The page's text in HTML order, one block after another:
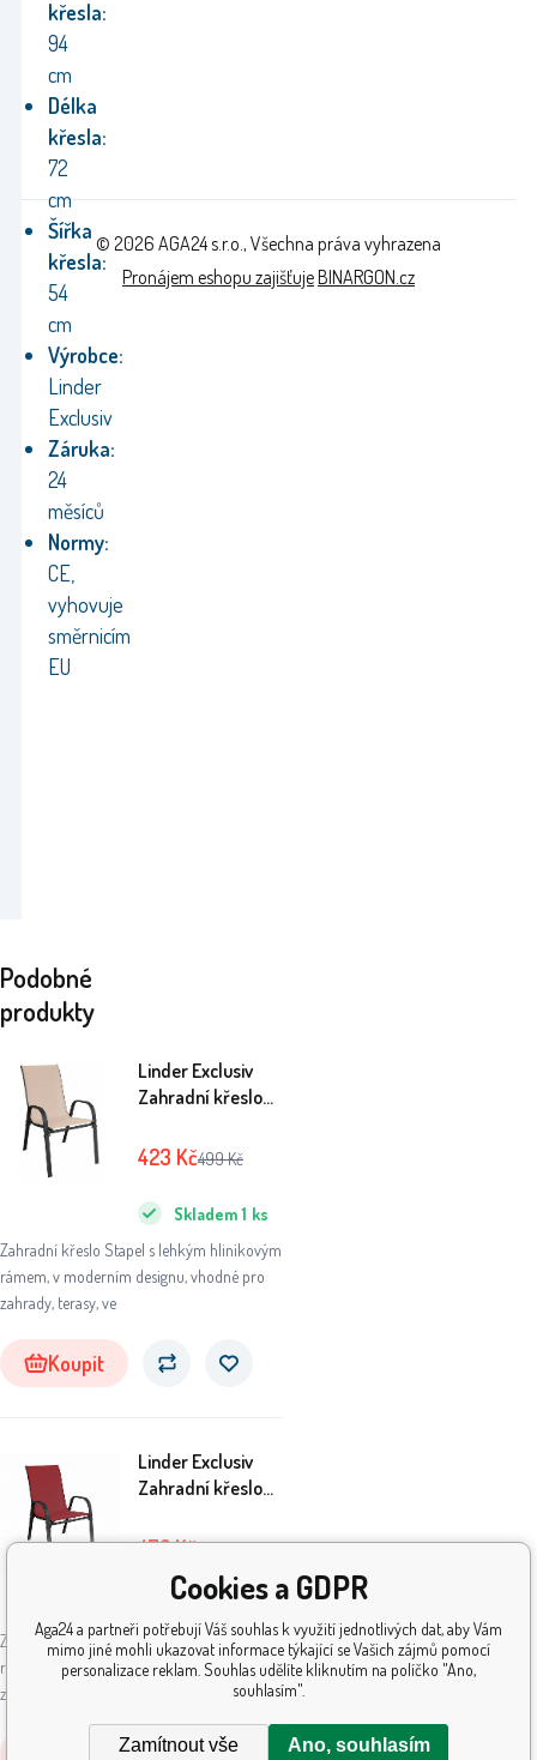
křesla:
94
cm
Délka
křesla:
72
cm
Šířka
křesla:
54
cm
Výrobce:
Linder
Exclusiv
Záruka:
24
měsíců
Normy:
CE,
vyhovuje
směrnicím
EU
Podobné
produkty
Linder Exclusiv
Zahradní křeslo
MC330883
Zahradní křeslo Stapel s lehkým hlinikovým
rámem, v moderním designu, vhodné pro
zahrady, terasy, ve
Skladem 1 ks
423 Kč499Kč
Koupit
Linder Exclusiv
Zahradní křeslo
MC330885 Tmavě
Zahradní křeslo Stapel s lehkým hlinikovým
rámem, v moderním designu, vhodné pro
zahrady, terasy, ve
Skladem 5+ ks
472Kč499Kč
© 2026 AGA24 s.r.o., Všechna práva vyhrazena
Pronájem eshopu zajišťujeBINARGON.cz
Cookies a GDPR
Aga24 a partneři potřebují Váš souhlas k využití jednotlivých dat, aby Vám
mimo jiné mohli ukazovat informace týkající se Vašich zájmů pomocí
personalizace reklam. Souhlas udělíte kliknutím na políčko "Ano,
souhlasím".
Zamítnout vše Ano, souhlasím